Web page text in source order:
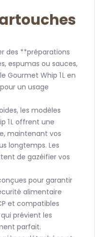
des **préparations
espumas ou sauces,
Gourmet Whip 1 L en
un usage
les modèles
1 L offrent une
maintenant vos
longtemps. Les
de gazéifier vos
pour garantir
alimentaire
et compatibles
prévient les
parfait.